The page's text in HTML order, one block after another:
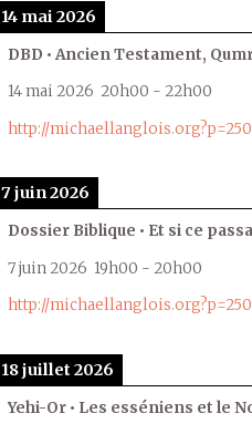
14 mai 2026
DBD • Ancien Testament,
14 mai 2026 20h00 - 22h00
http://
7 juin 2026
Dossier Biblique • Et si ce
7 juin 2026 19h00 - 20h00
http://
18 juillet 2026
Yehi-Or • Les esséniens et le